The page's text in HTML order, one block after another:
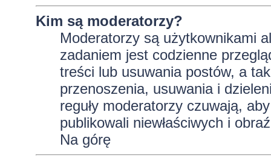
Kim są moderatorzy?
Moderatorzy są użytkownikami
zadaniem jest codzienne
treści lub usuwania postów, a
przenoszenia, usuwania i
reguły moderatorzy czuwają,
publikowali niewłaściwych i
Na górę